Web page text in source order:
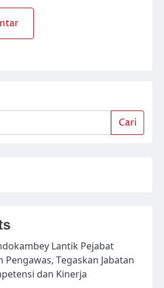
Cari
Lantik Pejabat
Tegaskan Jabatan
dan Kinerja